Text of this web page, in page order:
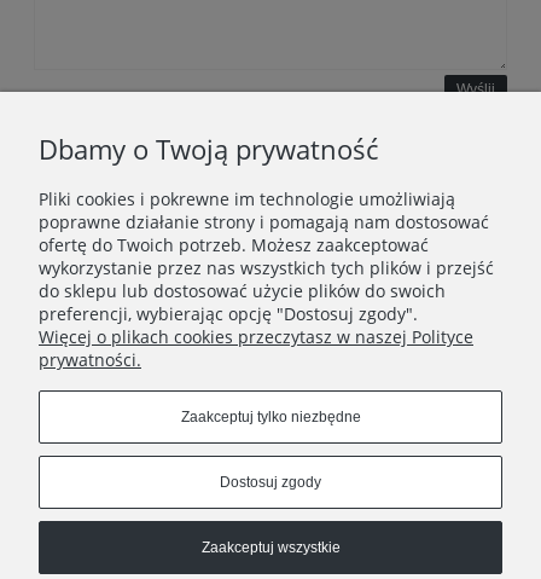
Wyślij
WAŻNE INFORMACJE
POLECANE STRONY
Dbamy o Twoją prywatność
Pliki cookies i pokrewne im technologie umożliwiają
poprawne działanie strony i pomagają nam dostosować
ofertę do Twoich potrzeb. Możesz zaakceptować
wykorzystanie przez nas wszystkich tych plików i przejść
do sklepu lub dostosować użycie plików do swoich
preferencji, wybierając opcję "Dostosuj zgody".
Więcej o plikach cookies przeczytasz w naszej Polityce
prywatności.
Zaakceptuj tylko niezbędne
Dostosuj zgody
Zaakceptuj wszystkie